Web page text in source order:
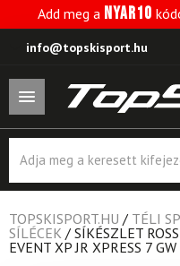
Add meg a NYAR10
info@topskisport.hu
search
TOPSKISPORT.HU / TÉLI
SÍLÉCEK / SÍKÉSZLET
EVENT XP JR XPRESS 7